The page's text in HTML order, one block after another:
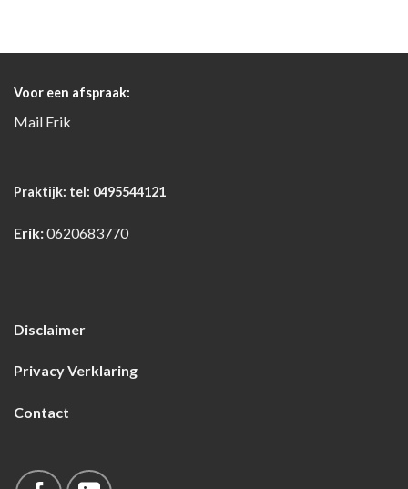
Voor een afspraak:
Mail Erik
Praktijk: tel: 0495544121
Erik:0620683770
Disclaimer
Privacy Verklaring
Contact